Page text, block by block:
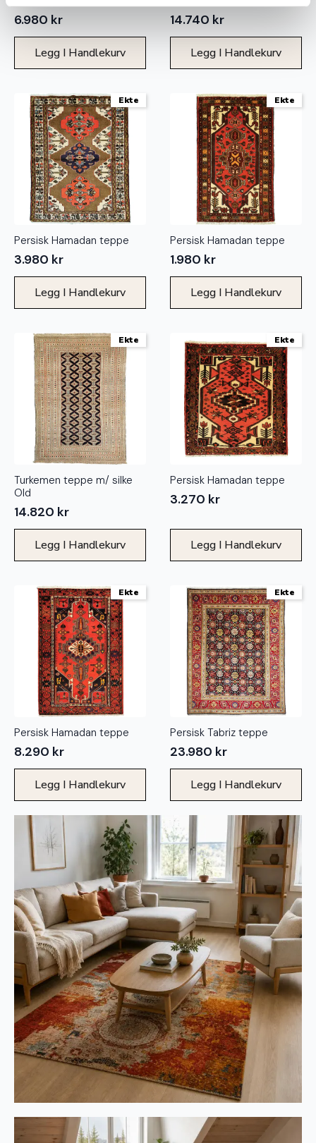
6.980 kr
Legg I Handlekurv
14.740 kr
Legg I Handlekurv
Ekte
Persisk Hamadan teppe
3.980 kr
Legg I Handlekurv
Ekte
Persisk Hamadan teppe
1.980 kr
Legg I Handlekurv
Ekte
Turkemen teppe m/ silke
Old
14.820 kr
Legg I Handlekurv
Ekte
Persisk Hamadan teppe
3.270 kr
Legg I Handlekurv
Ekte
Persisk Hamadan teppe
8.290 kr
Legg I Handlekurv
Ekte
Persisk Tabriz teppe
23.980 kr
Legg I Handlekurv